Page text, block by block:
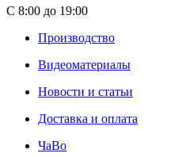
С 8:00 до 19:00
Производство
Видеоматериалы
Новости и статьи
Доставка и оплата
ЧаВо